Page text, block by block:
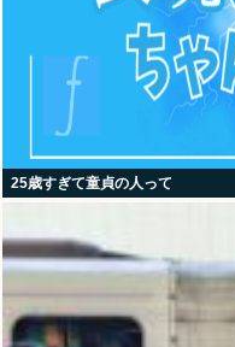
25歳すぎて童貞の人って